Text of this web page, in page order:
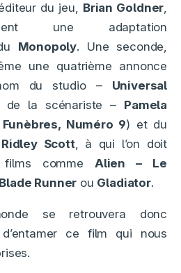
du jeu, Brian Goldner,
une adaptation
Monopoly. Une seconde,
une quatrième annonce
du studio – Universal
la scénariste – Pamela
Numéro 9) et du
Ridley Scott, à qui l’on doit
films commeAlien – Le
Runner ou Gladiator.
se retrouvera donc
ce film qui nous